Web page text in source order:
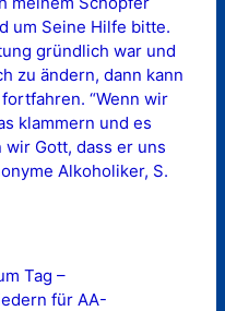
um Seine Hilfe bitte.
gründlich war und
zu ändern, dann kann
“Wenn wir
klammern und es
Gott, dass er uns
Alkoholiker, S.
Tag –
für AA-